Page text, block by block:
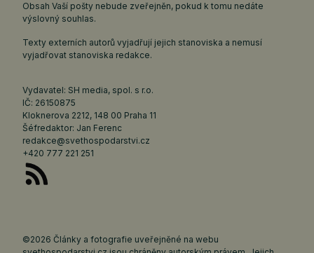
Obsah Vaší pošty nebude zveřejněn, pokud k tomu nedáte
výslovný souhlas.
Texty externích autorů vyjadřují jejich stanoviska a nemusí
vyjadřovat stanoviska redakce.
Vydavatel: SH media, spol. s r.o.
IČ: 26150875
Kloknerova 2212, 148 00 Praha 11
Šéfredaktor: Jan Ferenc
redakce@svethospodarstvi.cz
+420 777 221 251
©2026 Články a fotografie uveřejněné na webu